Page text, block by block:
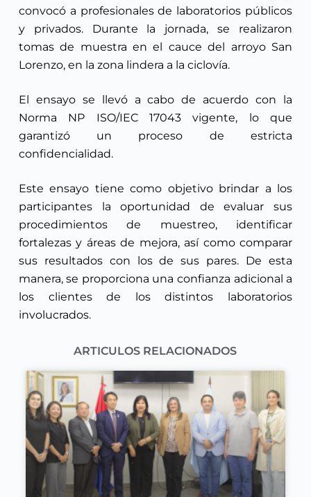
convocó a profesionales de laboratorios públicos
y privados. Durante la jornada, se realizaron
tomas de muestra en el cauce del arroyo San
Lorenzo, en la zona lindera a la ciclovía.
El ensayo se llevó a cabo de acuerdo con la
Norma NP ISO/IEC 17043 vigente, lo que
garantizó un proceso de estricta
confidencialidad.
Este ensayo tiene como objetivo brindar a los
participantes la oportunidad de evaluar sus
procedimientos de muestreo, identificar
fortalezas y áreas de mejora, así como comparar
sus resultados con los de sus pares. De esta
manera, se proporciona una confianza adicional a
los clientes de los distintos laboratorios
involucrados.
ARTICULOS RELACIONADOS